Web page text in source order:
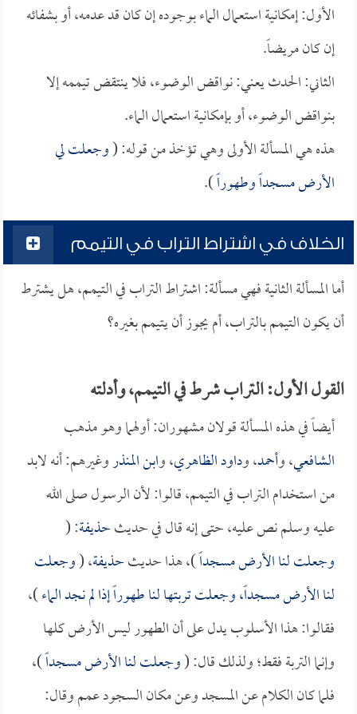
الأول: إمكانية استعمال الماء بوجوده إن كان قد عدمه، أو بشفائه
إن كان مريضاً.
الثاني: الحدث يعني: نواقض الوضوء، فلا ينتقض تيممه إلا
بنواقض الوضوء، أو بإمكانية استعمال الماء.
هذه هي المسألة الأولى وهي تؤخذ من قوله: (وجعلت لي
الأرض مسجداً وطهوراً).
الخلاف في اشتراط التراب في التيمم
أما المسألة الثانية فهي مسألة: اشتراط التراب في التيمم، هل يشترط
أن يكون التيمم بالتراب، أم يجوز أن يتيمم بغيره؟
القول الأول: التراب شرط في التيمم، وأدلته
أيضاً في هذه المسألة قولان مشهوران: أولهما وهو مذهب
الشافعي، وأحمد، وداود الظاهري، وابن المنذروغيرهم: أنه لابد
من استخدام التراب في التيمم، قالوا: لأن الرسول صلى الله
عليه وسلم نص عليه، حتى إنه قال في حديثحذيفة: (
وجعلت لنا الأرض مسجداً)، هذا حديثحذيفة، (وجعلت
لنا الأرض مسجداً، وجعلت تربتها لنا طهوراً إذا لم نجد الماء)،
فقالوا: هذا الأسلوب يدل على أن الطهور ليس الأرض كلها
وإنما التربة فقط؛ ولذلك قال: (وجعلت لنا الأرض مسجداً)،
فلما كان الكلام عن المسجد وعن مكان السجود عمم وقال: